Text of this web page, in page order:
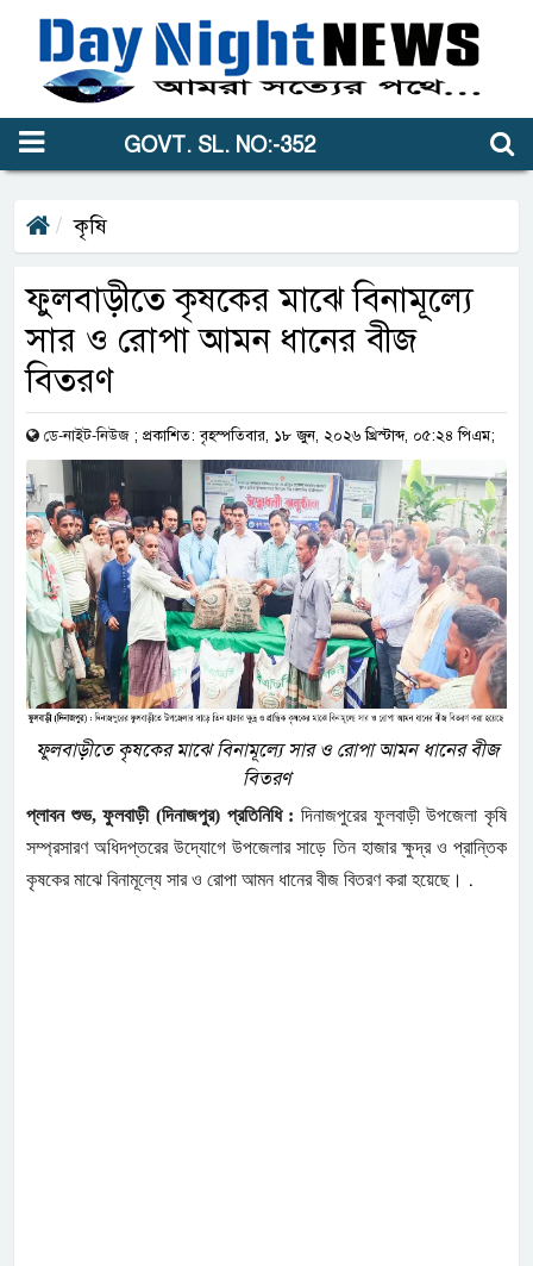
GOVT. SL. NO:-352
কৃষি
ফুলবাড়ীতে কৃষকের মাঝে বিনামূল্যে
সার ও রোপা আমন ধানের বীজ
বিতরণ
ডে-নাইট-নিউজ ; প্রকাশিত: বৃহস্পতিবার, ১৮ জুন, ২০২৬ খ্রিস্টাব্দ, ০৫:২৪ পিএম;
ফুলবাড়ীতে কৃষকের মাঝে বিনামূল্যে সার ও রোপা আমন ধানের বীজ
বিতরণ
প্লাবন শুভ, ফুলবাড়ী (দিনাজপুর) প্রতিনিধি : দিনাজপুরের ফুলবাড়ী উপজেলা কৃষি
সম্প্রসারণ অধিদপ্তরের উদ্যোগে উপজেলার সাড়ে তিন হাজার ক্ষুদ্র ও প্রান্তিক
কৃষকের মাঝে বিনামূল্যে সার ও রোপা আমন ধানের বীজ বিতরণ করা হয়েছে। .